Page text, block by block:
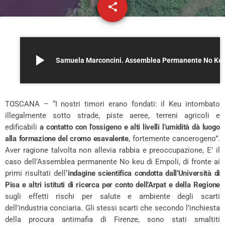
share
email
play_arrow
TOSCANA – “I nostri timori erano fondati: il Keu intombato
illegalmente sotto strade, piste aeree, terreni agricoli e
edificabilia contatto con l’ossigeno e alti livelli l’umidità dà luogo
alla formazione del cromo esavalente, fortemente cancerogeno”.
Aver ragione talvolta non allevia rabbia e preoccupazione, E’ il
caso dell’Assemblea permanente No keu di Empoli, di fronte ai
primi risultati dell‘indagine scientifica condotta dall’Università di
Pisa e altri istituti di ricerca per conto dell’Arpat e della Regione
sugli effetti rischi per salute e ambiente degli scarti
dell’industria conciaria. Gli stessi scarti che secondo l’inchiesta
della procura antimafia di Firenze, sono stati smaltiti